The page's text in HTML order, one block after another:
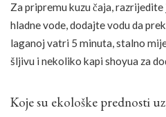
Za pripremu kuzu čaja, razrijedite
hladne vode, dodajte vodu da
laganoj vatri 5 minuta, stalno
šljivu i nekoliko kapi shoyua za
Koje su ekološke prednosti